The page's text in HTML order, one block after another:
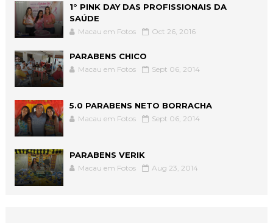
1° PINK DAY DAS PROFISSIONAIS DA
SAÚDE
Macau em Fotos Oct 26, 2016
PARABENS CHICO
Macau em Fotos Sept 06, 2014
5.0 PARABENS NETO BORRACHA
Macau em Fotos Sept 06, 2014
PARABENS VERIK
Macau em Fotos Aug 23, 2014